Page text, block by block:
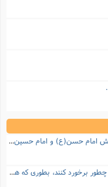
تعامل اعراب مسلمان و ایرانیان (6) نقش امام حسن(ع) و امام حسین(ع) در فتح ایران
اگر والدین به فرزندان ستم کنند فرزندان چطور برخورد کنند، بطوری که هم موجب ناراحتی آنها نشود و هم بتوانند آنها را امر به معروف و نهی از منکر کنند، و اگر نصیحت تأثیر نداشت چطور باید با آنها برخورد کرد؟